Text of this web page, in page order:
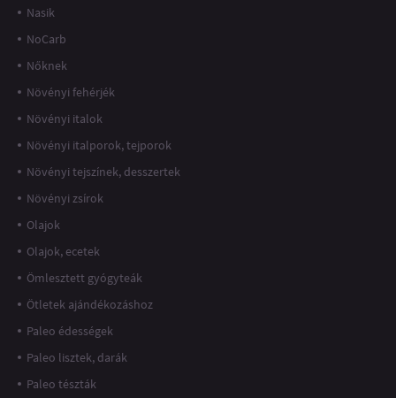
Nasik
NoCarb
Nőknek
Növényi fehérjék
Növényi italok
Növényi italporok, tejporok
Növényi tejszínek, desszertek
Növényi zsírok
Olajok
Olajok, ecetek
Ömlesztett gyógyteák
Ötletek ajándékozáshoz
Paleo édességek
Paleo lisztek, darák
Paleo tészták